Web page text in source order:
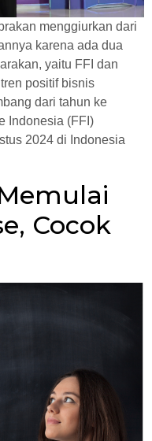
menggiurkan dari
karena ada dua
yaitu FFI dan
positif bisnis
dari tahun ke
Indonesia (FFI)
2024 di Indonesia
Cocok